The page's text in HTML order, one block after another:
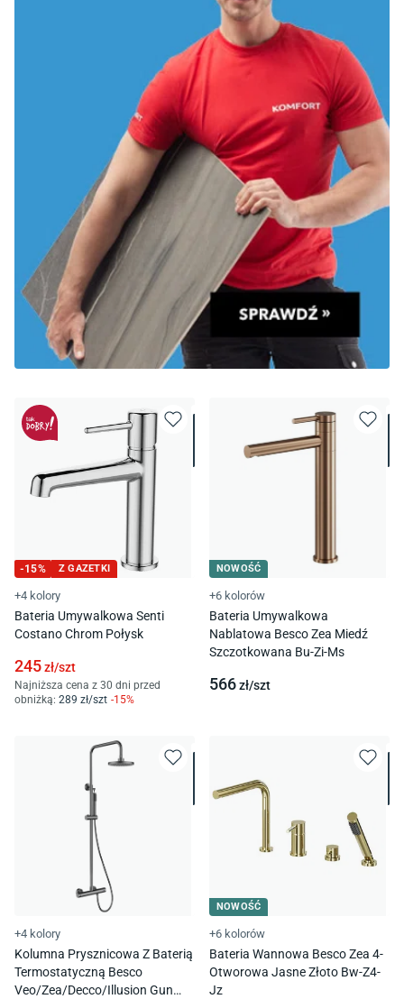
-15% Z GAZETKI
+4 kolory
Bateria Umywalkowa Senti
Costano Chrom Połysk
245zł/szt
Najniższa cena z 30 dni przed
obniżką: 289 zł/szt -15%
NOWOŚĆ
+6 kolorów
Bateria Umywalkowa
Nablatowa Besco Zea Miedź
Szczotkowana Bu-Zi-Ms
566zł/szt
+4 kolory
Kolumna Prysznicowa Z Baterią
Termostatyczną Besco
Veo/Zea/Decco/Illusion Gun
NOWOŚĆ
+6 kolorów
Bateria Wannowa Besco Zea 4-
Otworowa Jasne Złoto Bw-Z4-
Jz